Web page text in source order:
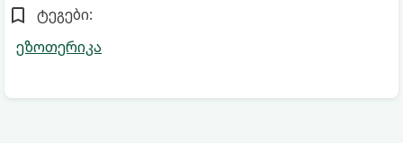
ტეგები:
ეზოთერიკა